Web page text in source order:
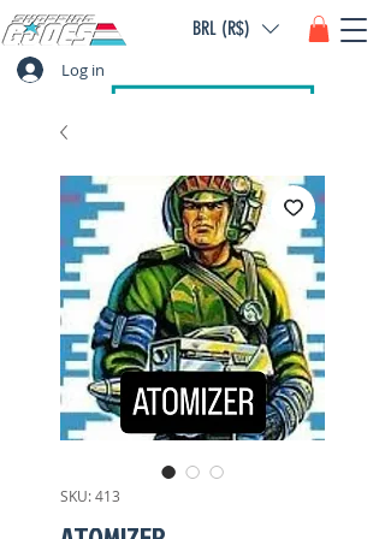
Log in
BRL (R$)
SKU: 413